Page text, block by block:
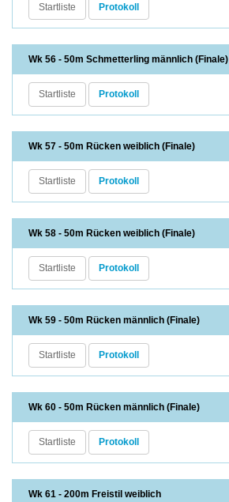
Startliste Protokoll
Wk 56 - 50m Schmetterling männlich (Finale)
Startliste Protokoll
Wk 57 - 50m Rücken weiblich (Finale)
Startliste Protokoll
Wk 58 - 50m Rücken weiblich (Finale)
Startliste Protokoll
Wk 59 - 50m Rücken männlich (Finale)
Startliste Protokoll
Wk 60 - 50m Rücken männlich (Finale)
Startliste Protokoll
Wk 61 - 200m Freistil weiblich